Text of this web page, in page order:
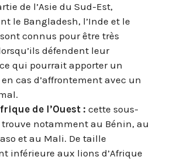
de l’Asie du Sud-Est,
le Bangladesh, l’Inde et le
connus pour être très
défendent leur
qui pourrait apporter un
cas d’affrontement avec un
de l’Ouest : cette sous-
trouve notamment au Bénin, au
et au Mali. De taille
inférieure aux lions d’Afrique